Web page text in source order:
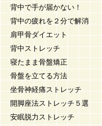
背中で手が届かない！
背中の疲れを２分で解消
肩甲骨ダイエット
背中ストレッチ
寝たまま骨盤矯正
骨盤を立てる方法
坐骨神経痛ストレッチ
開脚座法ストレッチ５選
安眠脱力ストレッチ